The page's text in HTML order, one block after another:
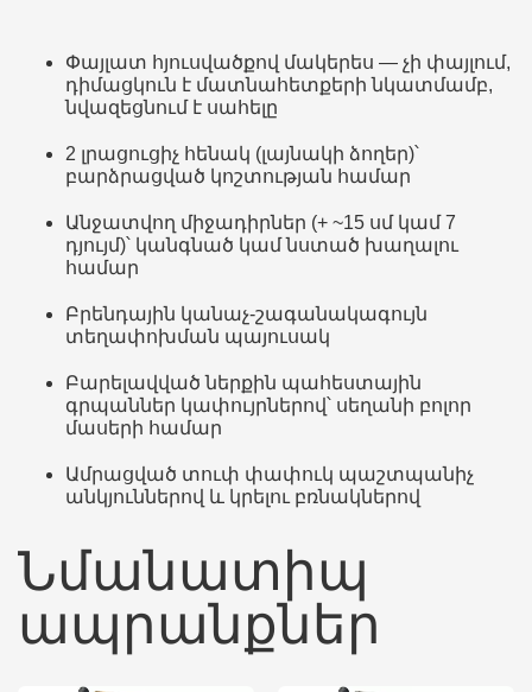
Փայլատ հյուսվածքով մակերես — չի փայլում,
դիմացկուն է մատնահետքերի նկատմամբ,
նվազեցնում է սահելը
2 լրացուցիչ հենակ (լայնակի ձողեր)՝
բարձրացված կոշտության համար
Անջատվող միջադիրներ (+ ~15 սմ կամ 7
դյույմ)՝ կանգնած կամ նստած խաղալու
համար
Բրենդային կանաչ-շագանակագույն
տեղափոխման պայուսակ
Բարելավված ներքին պահեստային
գրպաններ կափույրներով՝ սեղանի բոլոր
մասերի համար
Ամրացված տուփ փափուկ պաշտպանիչ
անկյուններով և կրելու բռնակներով
Նմանատիպ
ապրանքներ